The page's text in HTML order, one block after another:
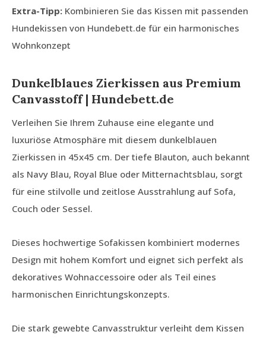
Extra-Tipp: Kombinieren Sie das Kissen mit passenden
Hundekissen von Hundebett.de für ein harmonisches
Wohnkonzept
Dunkelblaues Zierkissen aus Premium
Canvasstoff | Hundebett.de
Verleihen Sie Ihrem Zuhause eine elegante und
luxuriöse Atmosphäre mit diesem dunkelblauen
Zierkissen in 45x45 cm. Der tiefe Blauton, auch bekannt
als Navy Blau, Royal Blue oder Mitternachtsblau, sorgt
für eine stilvolle und zeitlose Ausstrahlung auf Sofa,
Couch oder Sessel.
Dieses hochwertige Sofakissen kombiniert modernes
Design mit hohem Komfort und eignet sich perfekt als
dekoratives Wohnaccessoire oder als Teil eines
harmonischen Einrichtungskonzepts.
Die stark gewebte Canvasstruktur verleiht dem Kissen